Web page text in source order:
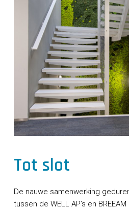
Tot slot
De nauwe samenwerking
tussen de WELL AP’s en